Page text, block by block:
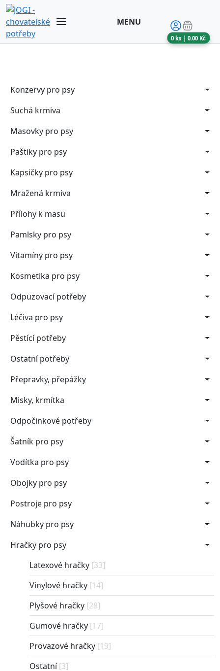
MENU
0 ks |0.00 Kč
Konzervy pro psy
Suchá krmiva
Masovky pro psy
Paštiky pro psy
Kapsičky pro psy
Mražená krmiva
Přílohy k masu
Pamlsky pro psy
Vitamíny pro psy
Kosmetika pro psy
Odpuzovací potřeby
Léčiva pro psy
Pěstící potřeby
Ostatní potřeby
Přepravky, přepážky
Misky, krmítka
Odpočinkové potřeby
Šatník pro psy
Vodítka pro psy
Obojky pro psy
Postroje pro psy
Náhubky pro psy
Hračky pro psy
Latexové hračky [33]
Vinylové hračky [14]
Plyšové hračky [28]
Gumové hračky [17]
Provazové hračky [19]
Ostatní[3]